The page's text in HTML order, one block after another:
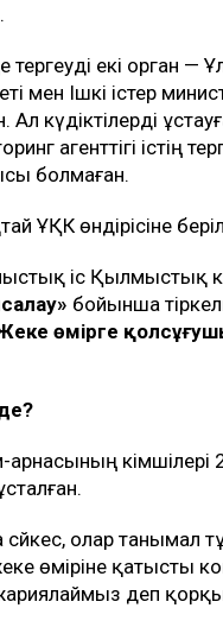
екі орган —
мен Ішкі істер
Ал күдіктілерді
агенттігі істің
болмаған.
ҰҚК өндірісіне
іс Қылмыстық
бойынша
өмірге
арнасының
олар танымал
өміріне қатысты
деп